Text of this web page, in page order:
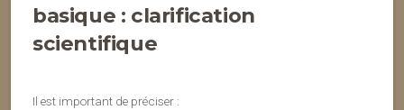
basique : clarification
scientifique
Il est important de préciser :